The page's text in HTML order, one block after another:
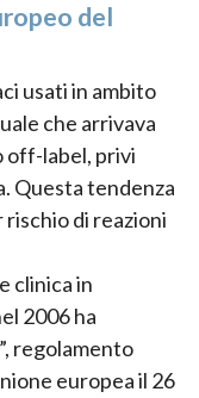
del
usati in ambito
che arrivava
off-label, privi
Questa tendenza
rischio di reazioni
clinica in
2006 ha
”, regolamento
europea il 26